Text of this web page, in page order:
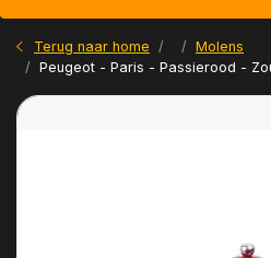
Terug naar home
Molens
Peugeot - Paris - Passierood -